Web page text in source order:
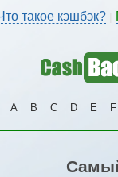
такое кэшбэк?
A B C D E F